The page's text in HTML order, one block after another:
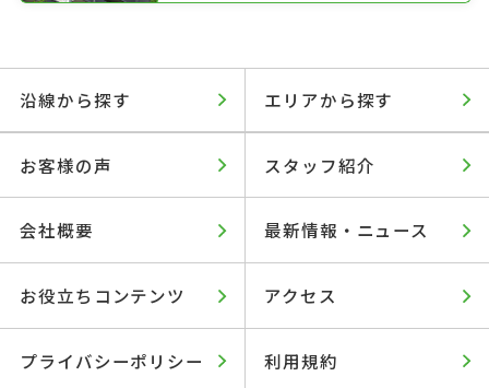
沿線から探す エリアから探す
お客様の声 スタッフ紹介
会社概要 最新情報・ニュース
お役立ちコンテンツ アクセス
プライバシーポリシー 利用規約